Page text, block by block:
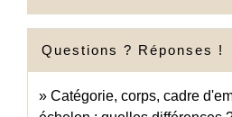
Questions ? Réponses !
Catégorie, corps, cadre